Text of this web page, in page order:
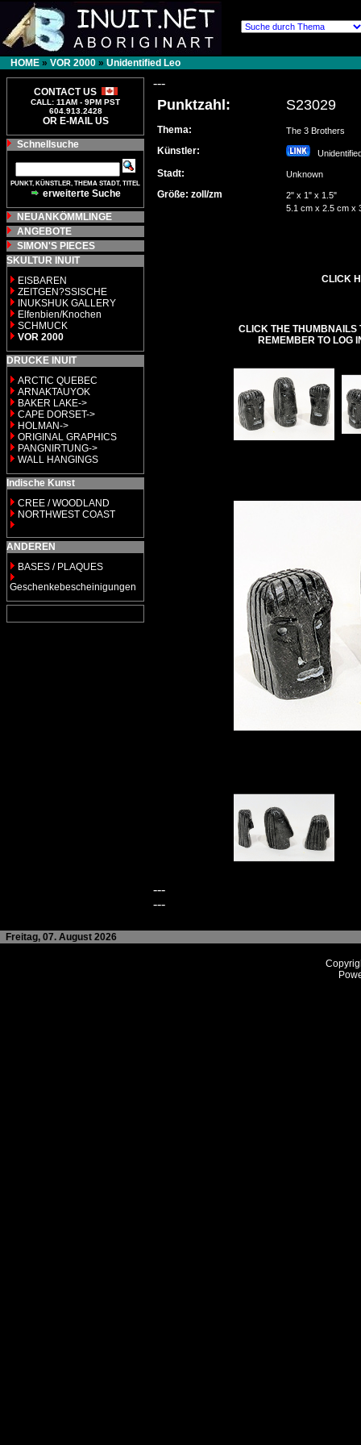
HOME » VOR 2000 » Unidentified Leo
CONTACT US
CALL: 11AM - 9PM PST
604.913.2428
OR E-MAIL US
Schnellsuche
PUNKT, KÜNSTLER, THEMA STADT, TITEL
erweiterte Suche
NEUANKÖMMLINGE
ANGEBOTE
SIMON'S PIECES
SKULTUR INUIT
EISBAREN
ZEITGEN?SSISCHE
INUKSHUK GALLERY
Elfenbien/Knochen
SCHMUCK
VOR 2000
DRUCKE INUIT
ARCTIC QUEBEC
ARNAKTAUYOK
BAKER LAKE->
CAPE DORSET->
HOLMAN->
ORIGINAL GRAPHICS
PANGNIRTUNG->
WALL HANGINGS
Indische Kunst
CREE / WOODLAND
NORTHWEST COAST
ANDEREN
BASES / PLAQUES
Geschenkebescheinigungen
---
Punktzahl: S23029
Thema: The 3 Brothers
Künstler:
Stadt: Unknown
Größe: zoll/zm
2" x 1" x 1.5"
5.1 cm x 2.5 cm x
CLICK
CLICK THE THUMBNAILS
REMEMBER TO LOG
---
---
Freitag, 07. August 2026